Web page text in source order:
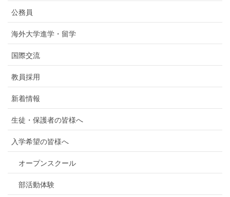
公務員
海外大学進学・留学
国際交流
教員採用
新着情報
生徒・保護者の皆様へ
入学希望の皆様へ
オープンスクール
部活動体験